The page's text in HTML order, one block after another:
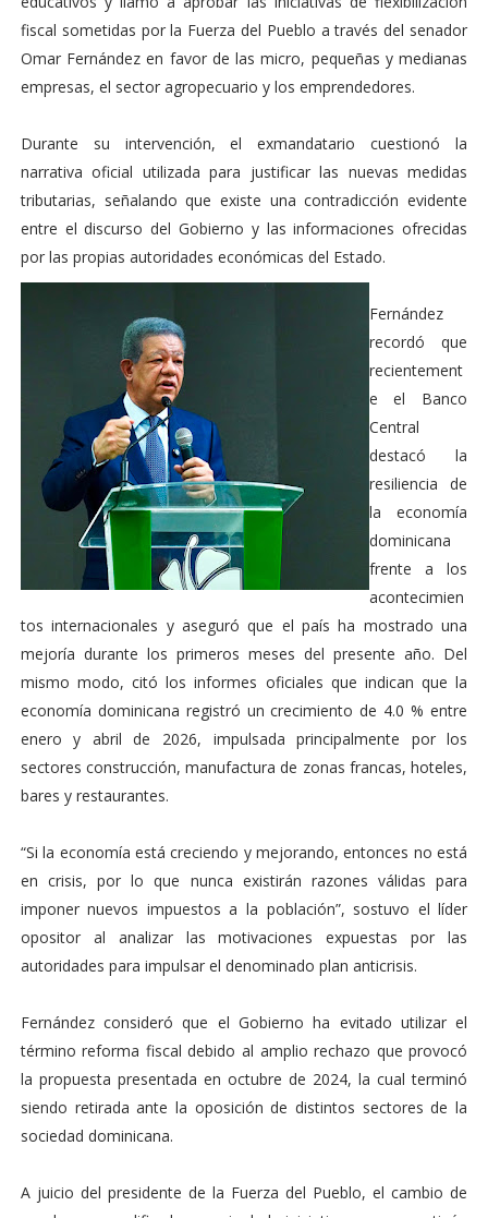
fiscal sometidas por la Fuerza del Pueblo a través del senador
Omar Fernández en favor de las micro, pequeñas y medianas
empresas, el sector agropecuario y los emprendedores.
Durante su intervención, el exmandatario cuestionó la
narrativa oficial utilizada para justificar las nuevas medidas
tributarias, señalando que existe una contradicción evidente
entre el discurso del Gobierno y las informaciones ofrecidas
por las propias autoridades económicas del Estado.
Fernández
recordó que
recientement
e el Banco
Central
destacó la
resiliencia de
la economía
dominicana
frente a los
acontecimien
tos internacionales y aseguró que el país ha mostrado una
mejoría durante los primeros meses del presente año. Del
mismo modo, citó los informes oficiales que indican que la
economía dominicana registró un crecimiento de 4.0 % entre
enero y abril de 2026, impulsada principalmente por los
sectores construcción, manufactura de zonas francas, hoteles,
bares y restaurantes.
“Si la economía está creciendo y mejorando, entonces no está
en crisis, por lo que nunca existirán razones válidas para
imponer nuevos impuestos a la población”, sostuvo el líder
opositor al analizar las motivaciones expuestas por las
autoridades para impulsar el denominado plan anticrisis.
Fernández consideró que el Gobierno ha evitado utilizar el
término reforma fiscal debido al amplio rechazo que provocó
la propuesta presentada en octubre de 2024, la cual terminó
siendo retirada ante la oposición de distintos sectores de la
sociedad dominicana.
A juicio del presidente de la Fuerza del Pueblo, el cambio de